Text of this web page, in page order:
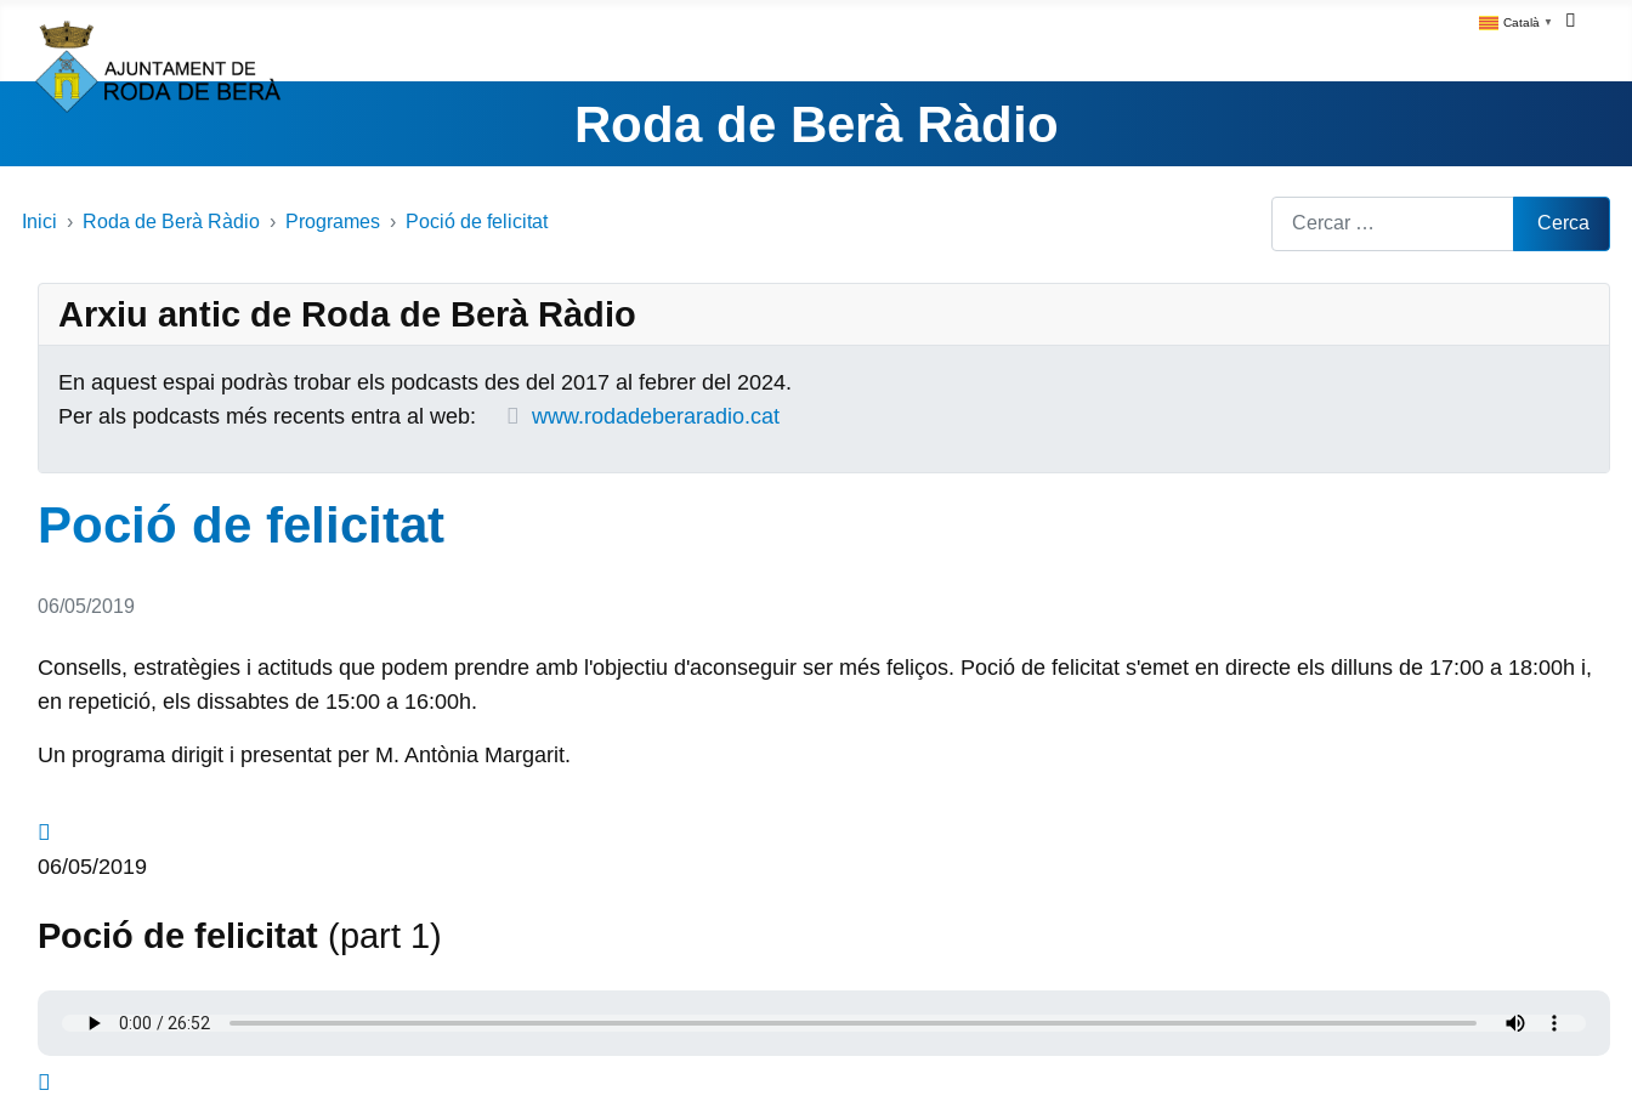
Català ▼
Roda de Berà Ràdio
Inici Roda de Berà Ràdio Programes Poció de felicitat Cerca Cerca
Arxiu antic de Roda de Berà Ràdio
En aquest espai podràs trobar els podcasts des del 2017 al febrer del 2024.
Per als podcasts més recents entra al web:
www.rodadeberaradio.cat
Poció de felicitat
Detalls
06/05/2019
Consells, estratègies i actituds que podem prendre amb l'objectiu d'aconseguir ser més feliços. Poció de felicitat s'emet en directe els dilluns de 17:00 a 18:00h i,
en repetició, els dissabtes de 15:00 a 16:00h.
Un programa dirigit i presentat per M. Antònia Margarit.
06/05/2019
Poció de felicitat (part 1)